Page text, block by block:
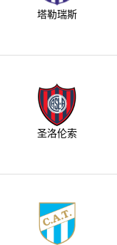
塔勒瑞斯
圣洛伦索